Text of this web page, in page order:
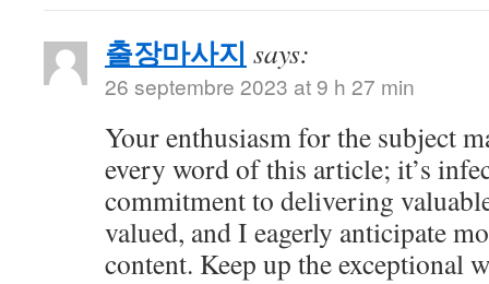
출장마사지 says:
26 septembre 2023 at 9 h 27 min
Your enthusiasm for the subject
every word of this article; it’s
commitment to delivering
valued, and I eagerly anticipate
content. Keep up the exceptional